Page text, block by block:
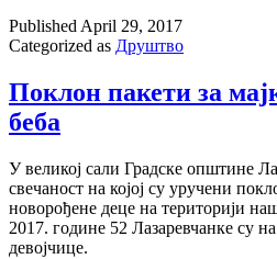
PublishedApril 29, 2017
Categorized as Друштво
Поклон пакети за
беба
У великој сали Градске општине
свечаност на којој су уручени
новорођене деце на територији
2017. године 52 Лазаревчанке су
девојчице.